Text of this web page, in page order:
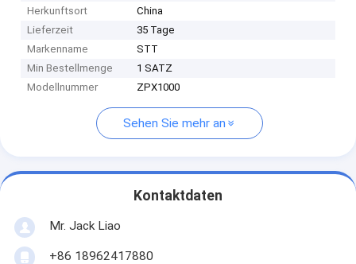
Herkunftsort
China
Lieferzeit
35 Tage
Markenname
STT
Min Bestellmenge
1 SATZ
Modellnummer
ZPX1000
Sehen Sie mehr an
Kontaktdaten
Mr. Jack Liao
+86 18962417880